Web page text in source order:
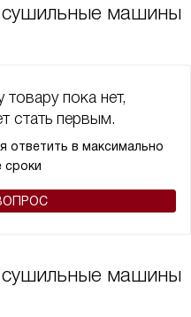
сушильные машины
пока нет,
стать первым.
ответить в максимально
сроки
сушильные машины